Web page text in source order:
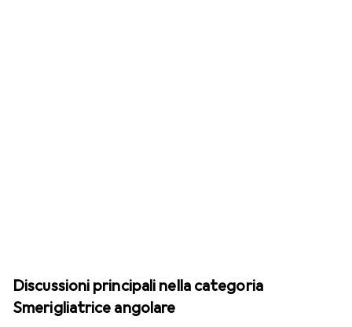
Discussioni principali nella categoria
Smerigliatrice angolare